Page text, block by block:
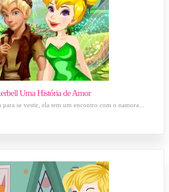
Uma História de Amor
se vestir, ela tem um encontro com o namora...